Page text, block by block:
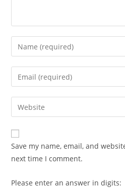
Enter
your
name
comment
Enter
your
email
address
comment
Enter
your
website
URL
(optional)
Save my name, email, and
next time I comment.
Please enter an answer in digits: